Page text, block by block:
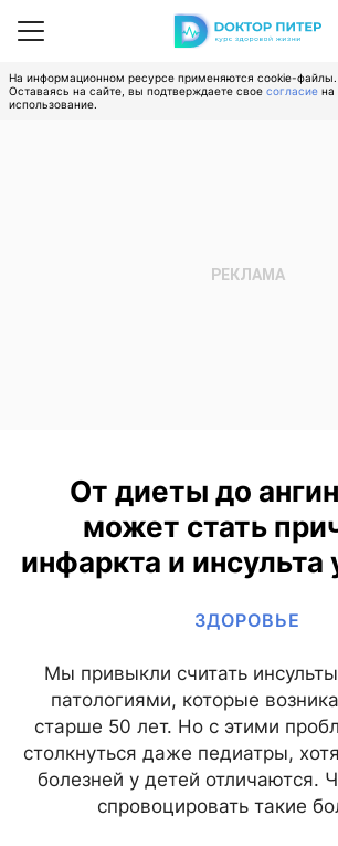
На информационном ресурсе применяются cookie-файлы.
Оставаясь на сайте, вы подтверждаете свое согласие на
использование.
От диеты до
может стать
инфаркта и инсульта
ЗДОРОВЬЕ
Мы привыкли считать
патологиями, которые
старше 50 лет. Но с этими
столкнуться даже педиатры,
болезней у детей отличаются.
спровоцировать такие